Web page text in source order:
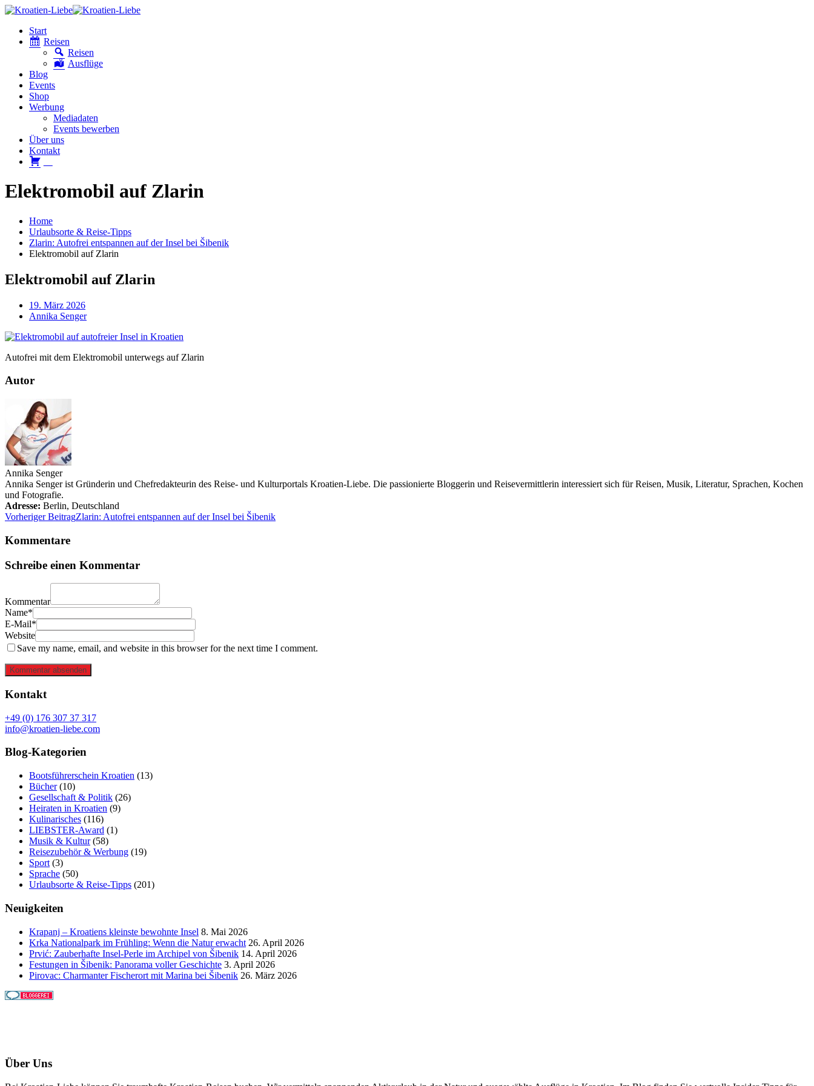
Start
Reisen
Reisen
Ausflüge
Blog
Events
Shop
Werbung
Mediadaten
Events bewerben
Über uns
Kontakt
Elektromobil auf Zlarin
Home
Urlaubsorte & Reise-Tipps
Zlarin: Autofrei entspannen auf der Insel bei Šibenik
Elektromobil auf Zlarin
Elektromobil auf Zlarin
19. März 2026
Annika Senger
Autofrei mit dem Elektromobil unterwegs auf Zlarin
Autor
Annika Senger
Annika Senger ist Gründerin und Chefredakteurin des Reise- und Kulturportals Kroatien-Liebe. Die passionierte Bloggerin und Reisevermittlerin interessiert sich für Reisen, Musik, Literatur, Sprachen, Kochen
und Fotografie.
Adresse: Berlin, Deutschland
Vorheriger BeitragZlarin: Autofrei entspannen auf der Insel bei Šibenik
Kommentare
Schreibe einen Kommentar
Kommentar
Name*
E-Mail*
Website
Save my name, email, and website in this browser for the next time I comment.
Kommentar absenden
Kontakt
+49 (0) 176 307 37 317
info@kroatien-liebe.com
Blog-Kategorien
Bootsführerschein Kroatien (13)
Bücher(10)
Gesellschaft & Politik (26)
Heiraten in Kroatien (9)
Kulinarisches (116)
LIEBSTER-Award (1)
Musik & Kultur(58)
Reisezubehör & Werbung (19)
Sport (3)
Sprache (50)
Urlaubsorte & Reise-Tipps (201)
Neuigkeiten
Krapanj – Kroatiens kleinste bewohnte Insel 8. Mai 2026
Krka Nationalpark im Frühling: Wenn die Natur erwacht 26. April 2026
Prvić: Zauberhafte Insel-Perle im Archipel von Šibenik 14. April 2026
Festungen in Šibenik: Panorama voller Geschichte 3. April 2026
Pirovac: Charmanter Fischerort mit Marina bei Šibenik 26. März 2026
Über Uns